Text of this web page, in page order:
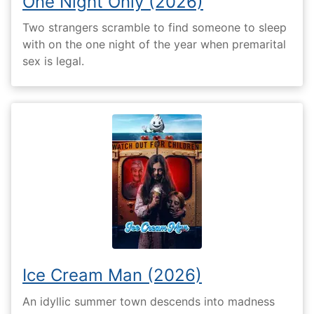
Two strangers scramble to find someone to sleep
with on the one night of the year when premarital
sex is legal.
Ice Cream Man (2026)
An idyllic summer town descends into madness